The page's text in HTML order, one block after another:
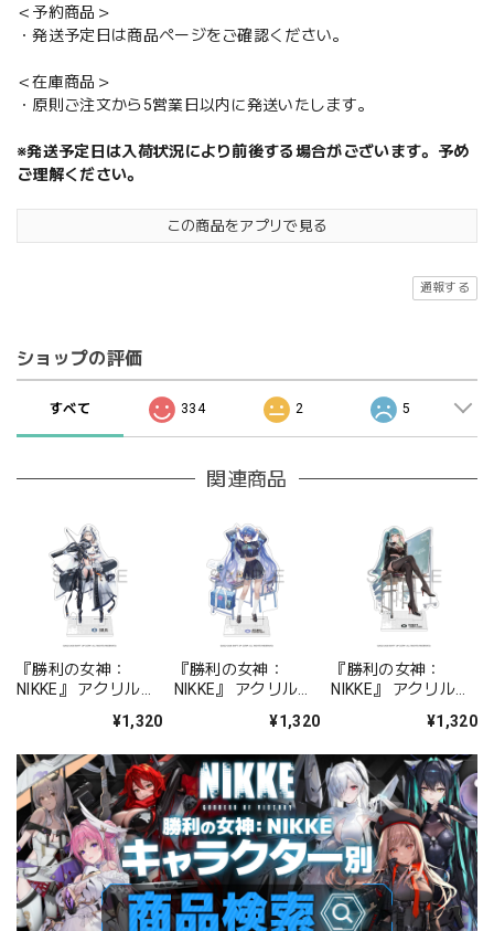
＜予約商品＞
・発送予定日は商品ページをご確認ください。
＜在庫商品＞
・原則ご注文から5営業日以内に発送いたします。
※発送予定日は入荷状況により前後する場合がございます。予め
ご理解ください。
この商品をアプリで見る
通報する
ショップの評価
すべて 334 2 5
関連商品
『勝利の女神：
NIKKE』 アクリルス
¥1,320
『勝利の女神：
NIKKE』 アクリルス
ォーチュンメイト
¥1,320
『勝利の女神：
NIKKE』 アクリルス
シャープレッスン
¥1,320